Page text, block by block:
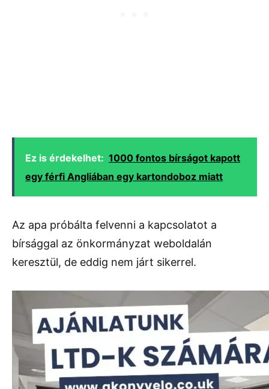
Ez is érdekelhet: 1000 fontos bírságot kapott
egy férfi Angliában egy kartondoboz miatt
Az apa próbálta felvenni a kapcsolatot a
bírsággal az önkormányzat weboldalán
keresztül, de eddig nem járt sikerrel.